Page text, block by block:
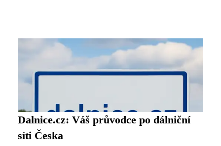
Dalnice.cz: Váš průvodce po dálniční
síti Česka